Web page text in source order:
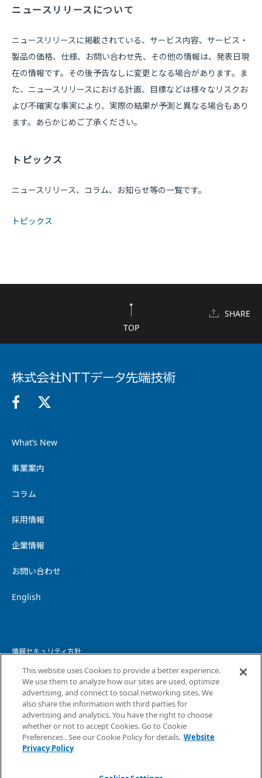
ニュースリリースについて
ニュースリリースに掲載されている、サービス内容、サービス・
製品の価格、仕様、お問い合わせ先、その他の情報は、発表日現
在の情報です。その後予告なしに変更となる場合があります。ま
た、ニュースリリースにおける計画、目標などは様々なリスクお
よび不確実な事実により、実際の結果が予測と異なる場合もあり
ます。あらかじめご了承ください。
トピックス
ニュースリリース、コラム、お知らせ等の一覧です。
トピックス
TOP
SHARE
What’s New
事業案内
コラム
採用情報
企業情報
お問い合わせ
English
情報セキュリティ方針
個人情報保護方針
個人情報の取り扱いについて
ウェブサイトプライバシーポリシー
コピーライト・免責事項
This website uses Cookies to provide a better experience.
We use them to analyze how our sites are used, optimize
advertising, and connect to social networking sites. We
also share the information with third parties for
advertising and analytics. You have the right to choose
whether or not to accept Cookies. Go to Cookie
Preferences . See our Cookie Policy for details. Website
Privacy Policy